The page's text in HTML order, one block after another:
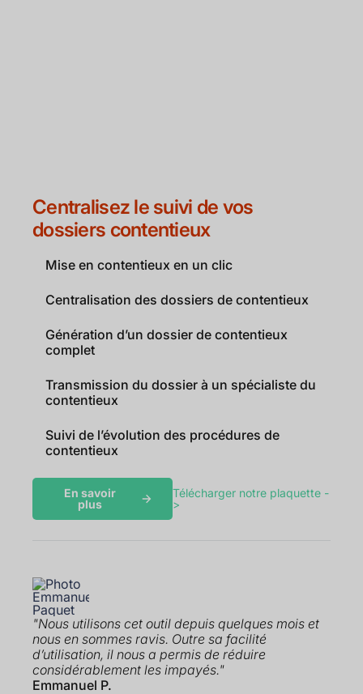
Centralisez le suivi de vos
dossiers contentieux
Mise en contentieux en un clic
Centralisation des dossiers de contentieux
Génération d’un dossier de contentieux
complet
Transmission du dossier à un spécialiste du
contentieux
Suivi de l’évolution des procédures de
contentieux
En savoir
plus
Télécharger notre plaquette -
>
"Nous utilisons cet outil depuis quelques mois et
nous en sommes ravis. Outre sa facilité
d’utilisation, il nous a permis de réduire
considérablement les impayés."
Emmanuel P.